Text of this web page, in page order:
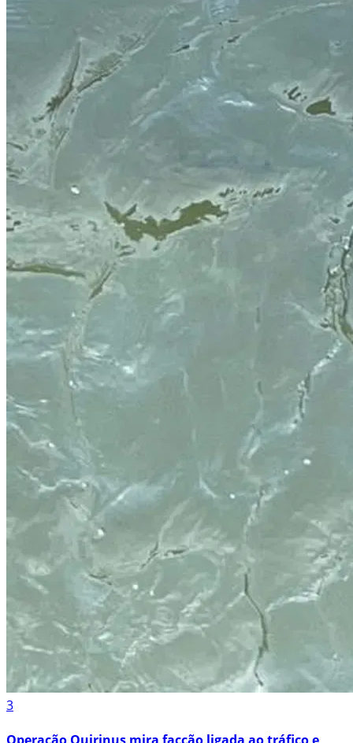
3
Operação Quirinus mira facção ligada ao tráfico e